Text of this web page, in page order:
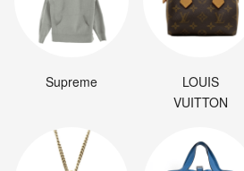
Supreme
LOUIS
VUITTON